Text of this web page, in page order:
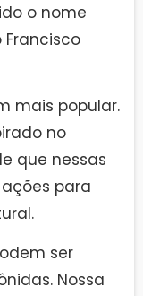
o nome
mais popular.
no
que nessas
para
ser
Nossa